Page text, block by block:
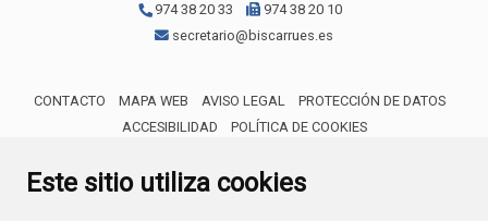
Este sitio utiliza cookies
974 38 20 33
974 38 20 10
secretario@biscarrues.es
CONTACTO MAPA WEB AVISO LEGAL
PROTECCIÓN DE DATOS
ACCESIBILIDAD
POLÍTICA DE COOKIES